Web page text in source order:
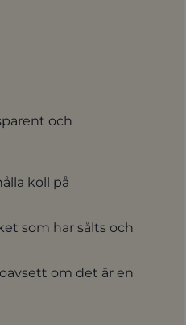
och
koll på
som har sålts och
om det är en